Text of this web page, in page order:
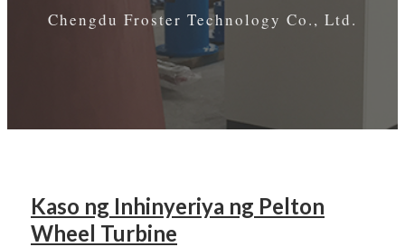
Chengdu Froster Technology Co., Ltd.
Kaso ng Inhinyeriya ng Pelton
Wheel Turbine